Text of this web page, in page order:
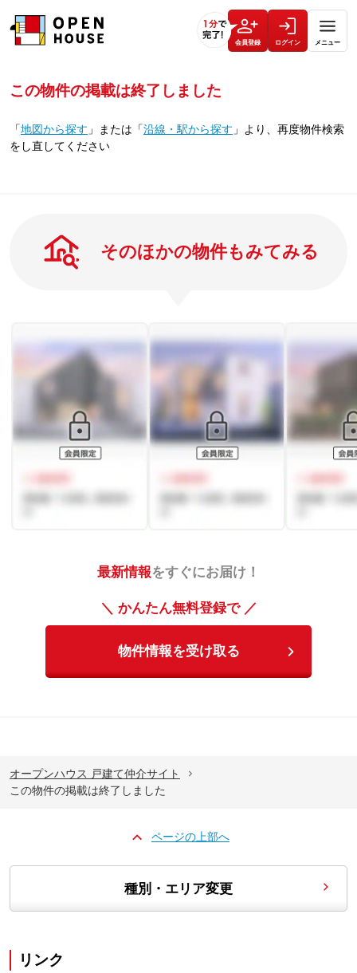
会員登録 ログイン メニュー
この物件の掲載は終了しました
「地図から探す 」 または 「沿線・駅から探す 」 より、再度物件検索
をし直してください
そのほかの物件もみてみる
最新情報をすぐにお届け！
＼ かんたん無料登録で ／
物件情報を受け取る
オープンハウス 戸建て仲介サイト
この物件の掲載は終了しました
ページの上部へ
種別・エリア変更
リンク